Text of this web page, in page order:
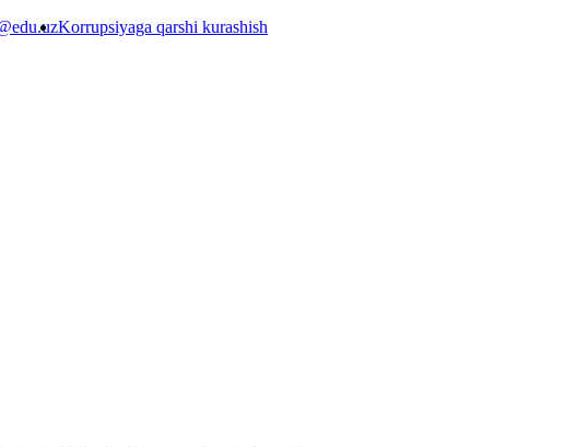
Korrupsiyaga qarshi kurashish